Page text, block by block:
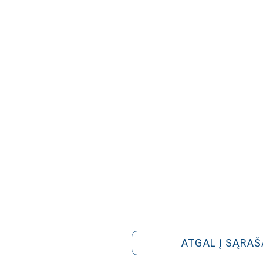
ATGAL Į